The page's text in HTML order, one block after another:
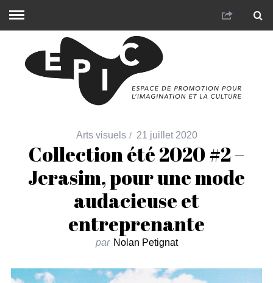
Arts visuels 21 juillet 2020
Collection été 2020 #2 –
Jerasim, pour une mode
audacieuse et
entreprenante
par Nolan Petignat